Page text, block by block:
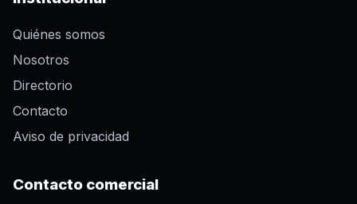
Quiénes somos
Nosotros
Directorio
Contacto
Aviso de privacidad
Contacto comercial